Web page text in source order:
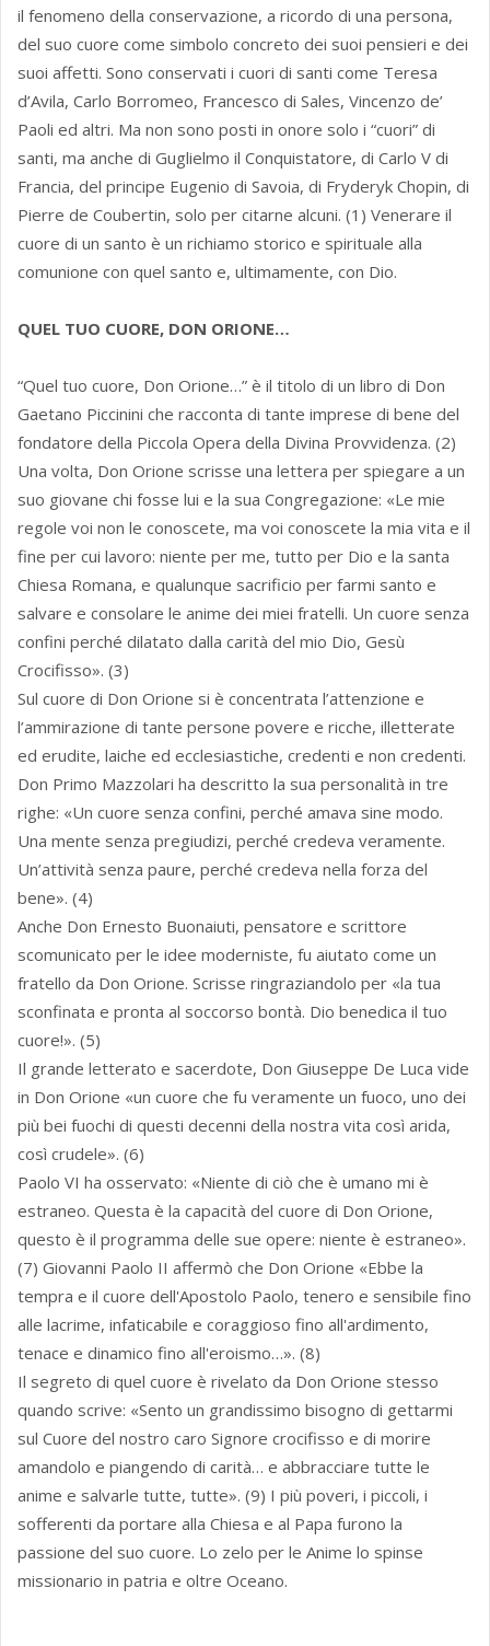
il fenomeno della conservazione, a ricordo di una persona,
del suo cuore come simbolo concreto dei suoi pensieri e dei
suoi affetti. Sono conservati i cuori di santi come Teresa
d’Avila, Carlo Borromeo, Francesco di Sales, Vincenzo de’
Paoli ed altri. Ma non sono posti in onore solo i “cuori” di
santi, ma anche di Guglielmo il Conquistatore, di Carlo V di
Francia, del principe Eugenio di Savoia, di Fryderyk Chopin, di
Pierre de Coubertin, solo per citarne alcuni. (1) Venerare il
cuore di un santo è un richiamo storico e spirituale alla
comunione con quel santo e, ultimamente, con Dio.
QUEL TUO CUORE, DON ORIONE…
“Quel tuo cuore, Don Orione…” è il titolo di un libro di Don
Gaetano Piccinini che racconta di tante imprese di bene del
fondatore della Piccola Opera della Divina Provvidenza. (2)
Una volta, Don Orione scrisse una lettera per spiegare a un
suo giovane chi fosse lui e la sua Congregazione: «Le mie
regole voi non le conoscete, ma voi conoscete la mia vita e il
fine per cui lavoro: niente per me, tutto per Dio e la santa
Chiesa Romana, e qualunque sacrificio per farmi santo e
salvare e consolare le anime dei miei fratelli. Un cuore senza
confini perché dilatato dalla carità del mio Dio, Gesù
Crocifisso». (3)
Sul cuore di Don Orione si è concentrata l’attenzione e
l’ammirazione di tante persone povere e ricche, illetterate
ed erudite, laiche ed ecclesiastiche, credenti e non credenti.
Don Primo Mazzolari ha descritto la sua personalità in tre
righe: «Un cuore senza confini, perché amava sine modo.
Una mente senza pregiudizi, perché credeva veramente.
Un’attività senza paure, perché credeva nella forza del
bene». (4)
Anche Don Ernesto Buonaiuti, pensatore e scrittore
scomunicato per le idee moderniste, fu aiutato come un
fratello da Don Orione. Scrisse ringraziandolo per «la tua
sconfinata e pronta al soccorso bontà. Dio benedica il tuo
cuore!». (5)
Il grande letterato e sacerdote, Don Giuseppe De Luca vide
in Don Orione «un cuore che fu veramente un fuoco, uno dei
più bei fuochi di questi decenni della nostra vita così arida,
così crudele». (6)
Paolo VI ha osservato: «Niente di ciò che è umano mi è
estraneo. Questa è la capacità del cuore di Don Orione,
questo è il programma delle sue opere: niente è estraneo».
(7) Giovanni Paolo II affermò che Don Orione «Ebbe la
tempra e il cuore dell'Apostolo Paolo, tenero e sensibile fino
alle lacrime, infaticabile e coraggioso fino all'ardimento,
tenace e dinamico fino all'eroismo…». (8)
Il segreto di quel cuore è rivelato da Don Orione stesso
quando scrive: «Sento un grandissimo bisogno di gettarmi
sul Cuore del nostro caro Signore crocifisso e di morire
amandolo e piangendo di carità… e abbracciare tutte le
anime e salvarle tutte, tutte». (9) I più poveri, i piccoli, i
sofferenti da portare alla Chiesa e al Papa furono la
passione del suo cuore. Lo zelo per le Anime lo spinse
missionario in patria e oltre Oceano.